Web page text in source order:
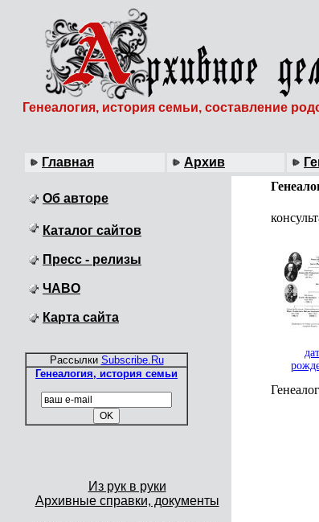
Генеалогия, история семьи, составление
Главная
Архив
Об авторе
Каталог сайтов
Пресс - релизы
ЧАВО
Карта сайта
Рассылки Subscribe.Ru
Генеалогия, история семьи
Из рук в руки
Архивные справки, документы